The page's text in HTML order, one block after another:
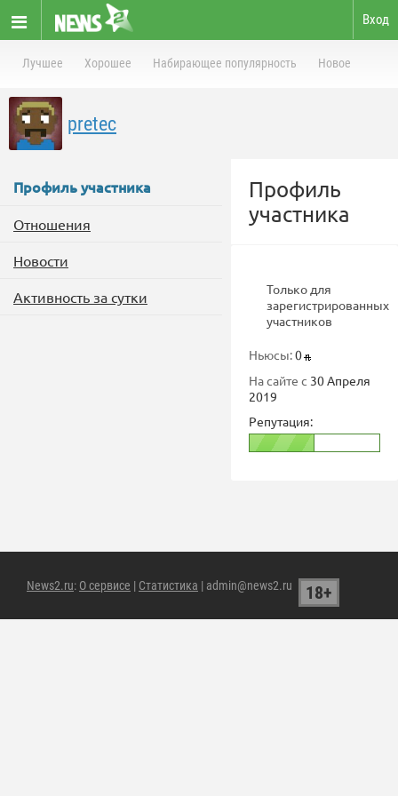
Вход
Лучшее Хорошее Набирающее популярность Новое
pretec
Профиль участника
Отношения
Новости
Активность за сутки
Профиль
участника
Только для
зарегистрированных
участников
Ньюсы:0
На сайте с 30 Апреля
2019
Репутация:
News2.ru: О сервисе | Статистика | admin@news2.ru 18+